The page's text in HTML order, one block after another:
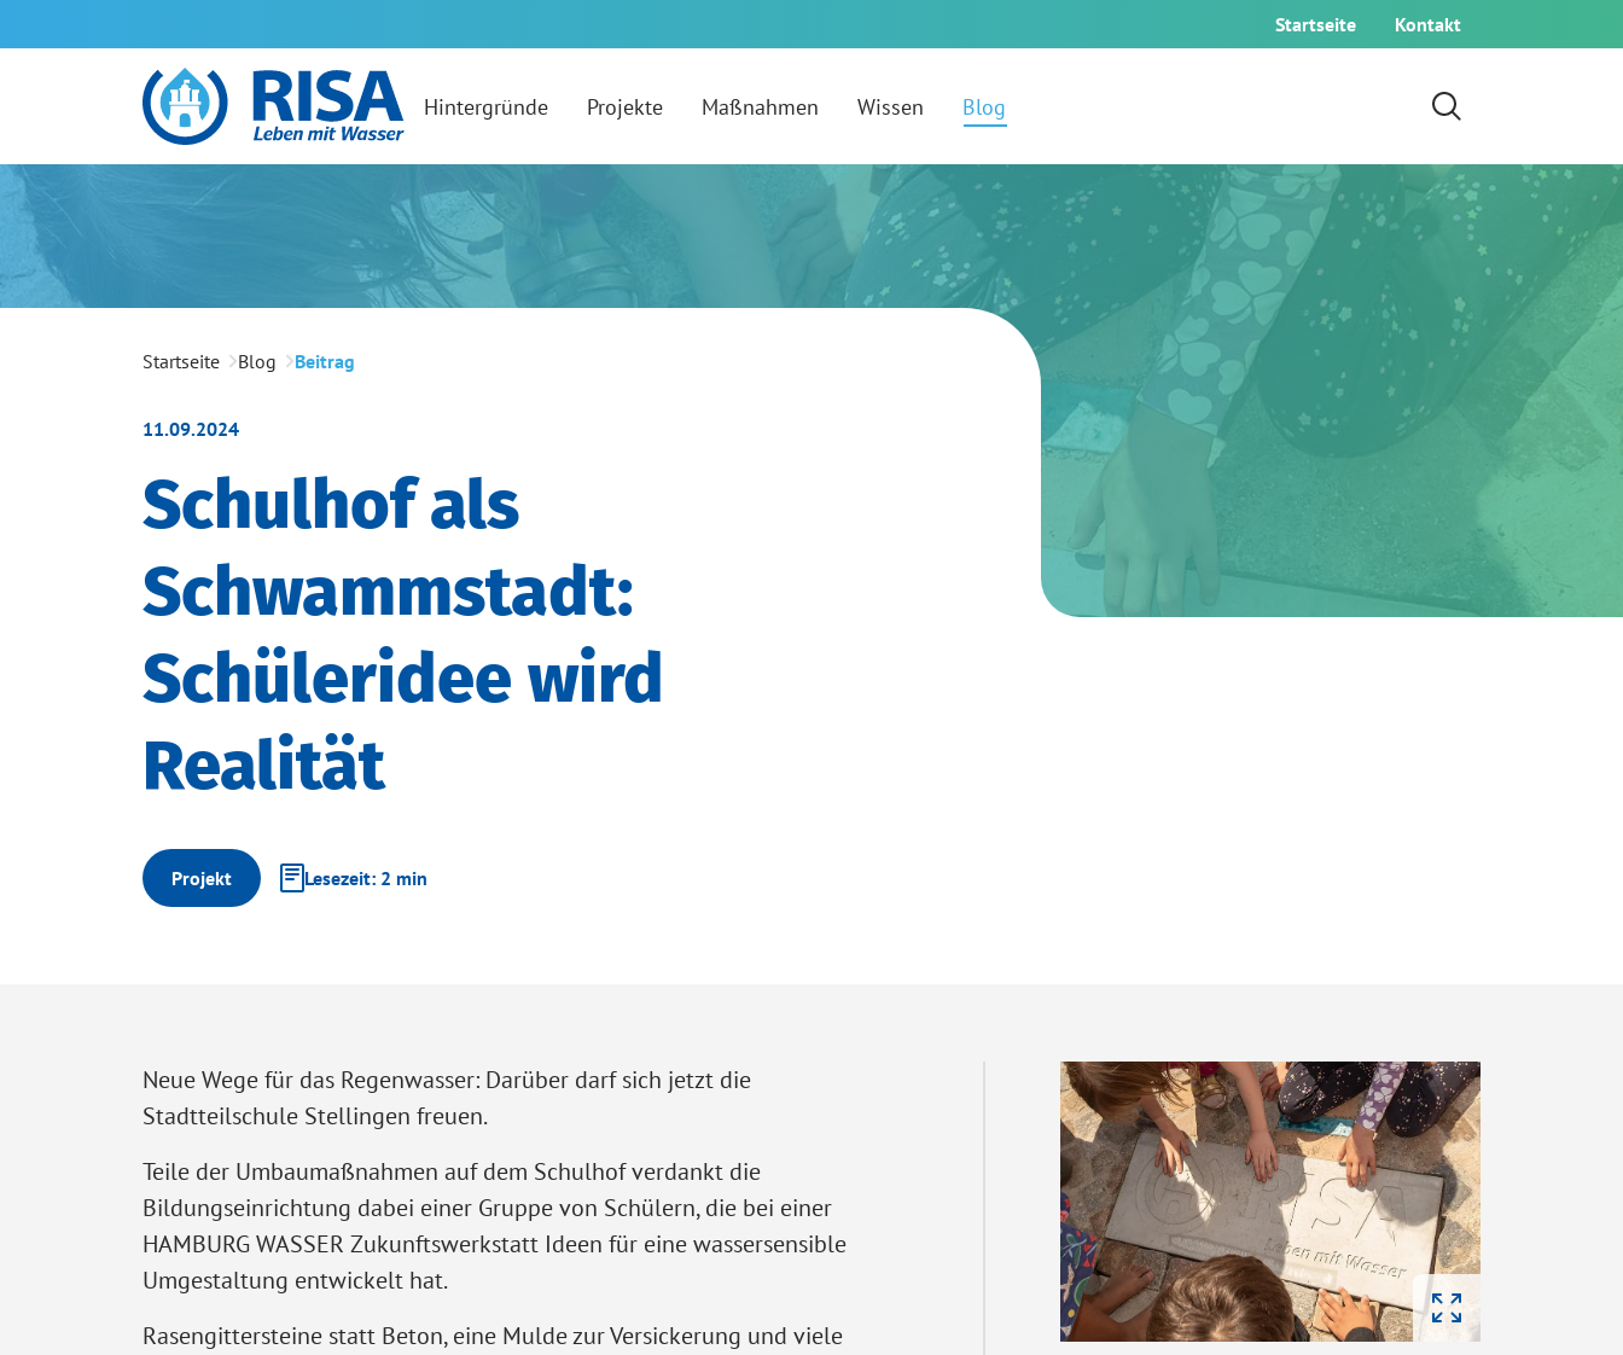
Startseite Kontakt
Hintergründe Projekte Maßnahmen Wissen Blog
Sie sind hier:
Startseite Blog Beitrag
11.09.2024
Schulhof als
Schwammstadt:
Schüleridee wird
Realität
Projekt Lesezeit: 2 min
Neue Wege für das Regenwasser: Darüber darf sich jetzt die
Stadtteilschule Stellingen freuen.
Teile der Umbaumaßnahmen auf dem Schulhof verdankt die
Bildungseinrichtung dabei einer Gruppe von Schülern, die bei einer
HAMBURG WASSER Zukunftswerkstatt Ideen für eine wassersensible
Umgestaltung entwickelt hat.
Rasengittersteine statt Beton, eine Mulde zur Versickerung und viele